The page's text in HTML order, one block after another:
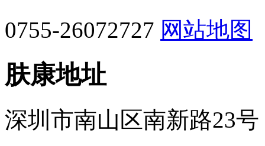
0755-26072727 网站地图
肤康地址
深圳市南山区南新路23